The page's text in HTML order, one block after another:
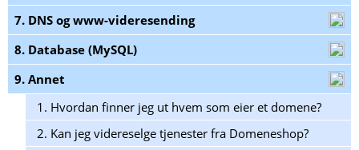
7. DNS og www-videresending
8. Database (MySQL)
9. Annet
1. Hvordan finner jeg ut hvem som eier et domene?
2. Kan jeg videreselge tjenester fra Domeneshop?